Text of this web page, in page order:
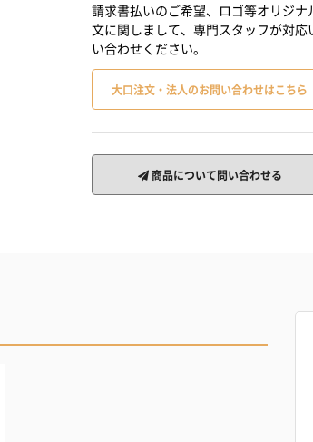
請求書払いのご希望、ロゴ等オリジ
文に関しまして、専門スタッフが対
い合わせください。
大口注文・法人のお問い合わせはこちら
商品について問い合わせる